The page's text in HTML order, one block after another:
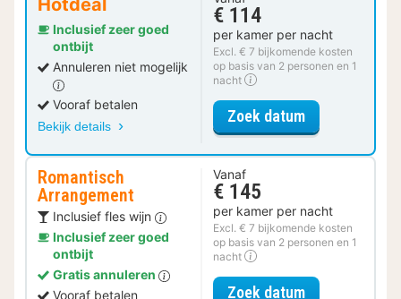
Hotdeal
Inclusief zeer goed
ontbijt
Annuleren niet mogelijk
Vooraf betalen
Bekijk details
€ 114
per kamer per nacht
Excl. € 7 bijkomende kosten
op basis van 2 personen en 1
nacht
Zoek datumvoor
Romantisch
Arrangement
Inclusief fles wijn
Inclusief zeer goed
ontbijt
Gratis annuleren
Vooraf betalen
Vanaf
€ 145
per kamer per nacht
Excl. € 7 bijkomende kosten
op basis van 2 personen en 1
nacht
Zoek datumvoor